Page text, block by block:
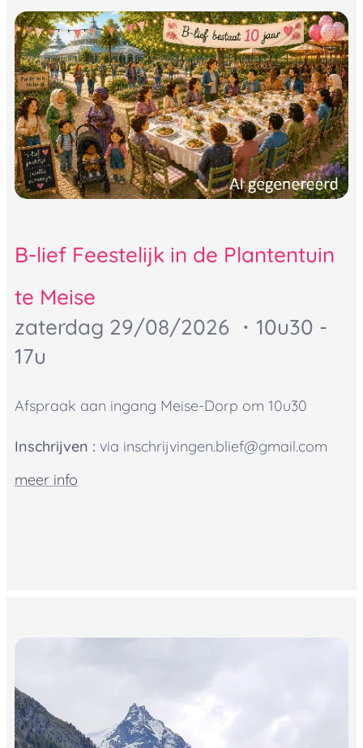
B-lief Feestelijk in de Plantentuin
te Meise
zaterdag 29/08/2026 ・10u30 -
17u
Afspraak aan ingang Meise-Dorp om 10u30
Inschrijven : via inschrijvingen.blief@gmail.com
meer info